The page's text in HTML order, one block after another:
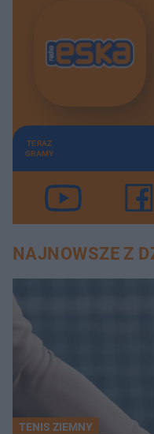
TERAZ
GRAMY
NAJNOWSZE Z
TENIS ZIEMNY